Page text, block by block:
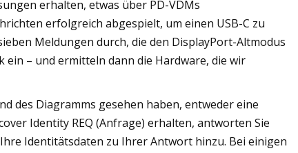
erhalten, etwas über PD-VDMs
erfolgreich abgespielt, um einen USB-C zu
Meldungen durch, die den DisplayPort-Altmodus
– und ermitteln dann die Hardware, die wir
des Diagramms gesehen haben, entweder eine
Identity REQ (Anfrage) erhalten, antworten Sie
Identitätsdaten zu Ihrer Antwort hinzu. Bei einigen